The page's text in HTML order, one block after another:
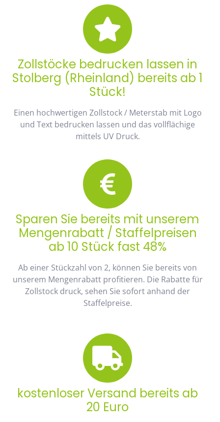
Zollstöcke bedrucken lassen in
Stolberg (Rheinland) bereits ab 1
Stück!
Einen hochwertigen Zollstock / Meterstab mit Logo
und Text bedrucken lassen und das vollflächige
mittels UV Druck.
Sparen Sie bereits mit unserem
Mengenrabatt / Staffelpreisen
ab 10 Stück fast 48%
Ab einer Stückzahl von 2, können Sie bereits von
unserem Mengenrabatt profitieren. Die Rabatte für
Zollstock druck, sehen Sie sofort anhand der
Staffelpreise.
kostenloser Versand bereits ab
20 Euro